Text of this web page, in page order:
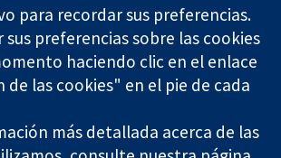
Empleo
Cochrane
Library
is a charity (no. 1045921) and a
(no. 03044323) registered in
registration number GB 718 2127 49.
para recordar sus preferencias.
sus preferencias sobre las cookies
haciendo clic en el enlace
de las cookies" en el pie de cada
más detallada acerca de las